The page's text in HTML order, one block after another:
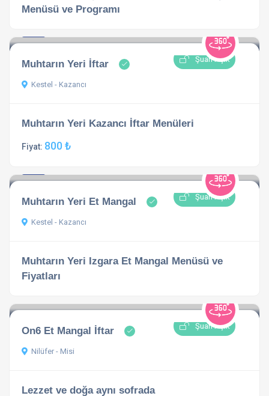
Menüsü ve Programı
Şuan Açık
Muhtarın Yeri İftar
Kestel - Kazancı
Muhtarın Yeri Kazancı İftar Menüleri
Fiyat: 800 ₺
Şuan Açık
Muhtarın Yeri Et Mangal
Kestel - Kazancı
Muhtarın Yeri Izgara Et Mangal Menüsü ve
Fiyatları
Şuan Açık
On6 Et Mangal İftar
Nilüfer - Misi
Lezzet ve doğa aynı sofrada